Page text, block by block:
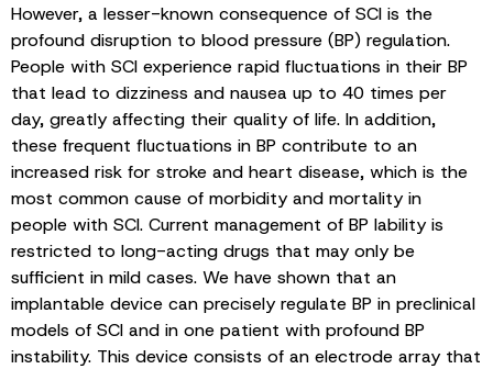
However, a lesser-known consequence of SCI is the
profound disruption to blood pressure (BP) regulation.
People with SCI experience rapid fluctuations in their BP
that lead to dizziness and nausea up to 40 times per
day, greatly affecting their quality of life. In addition,
these frequent fluctuations in BP contribute to an
increased risk for stroke and heart disease, which is the
most common cause of morbidity and mortality in
people with SCI. Current management of BP lability is
restricted to long-acting drugs that may only be
sufficient in mild cases. We have shown that an
implantable device can precisely regulate BP in preclinical
models of SCI and in one patient with profound BP
instability. This device consists of an electrode array that